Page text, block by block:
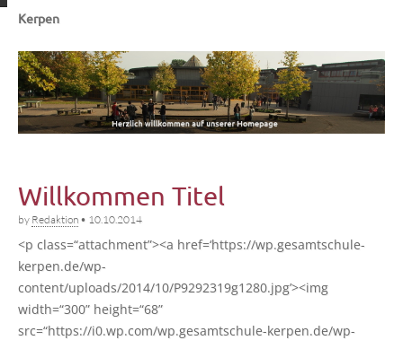
Kerpen
Willkommen Titel
by Redaktion • 10.10.2014
<p class=“attachment”><a href=‘https://wp.gesamtschule-
kerpen.de/wp-
content/uploads/2014/10/P9292319g1280.jpg’><img
width=“300” height=“68”
src=“https://i0.wp.com/wp.gesamtschule-kerpen.de/wp-